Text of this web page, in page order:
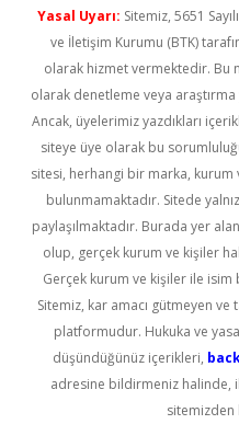
Yasal Uyarı: Sitemiz, 5651
ve İletişim Kurumu (BTK)
olarak hizmet vermektedir. Bu
olarak denetleme veya
Ancak, üyelerimiz yazdıkları
siteye üye olarak bu
sitesi, herhangi bir marka, kurum
bulunmamaktadır. Sitede
paylaşılmaktadır. Burada yer
olup, gerçek kurum ve kişiler
Gerçek kurum ve kişiler ile
Sitemiz, kar amacı gütmeyen
platformudur. Hukuka ve
düşündüğünüz içerikleri,
adresine bildirmeniz halinde,
sitemizden